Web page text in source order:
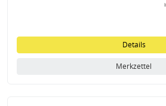
Details
Merkzettel